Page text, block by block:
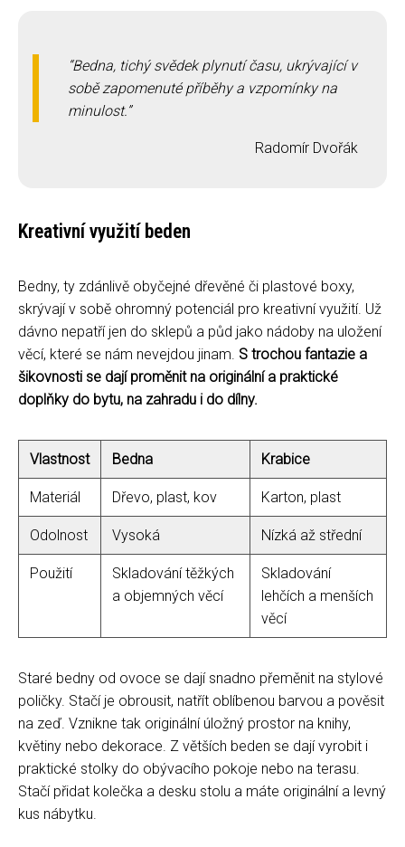
Bedna, tichý svědek plynutí času, ukrývající v
sobě zapomenuté příběhy a vzpomínky na
minulost.
Radomír Dvořák
Kreativní využití beden
Bedny, ty zdánlivě obyčejné dřevěné či plastové boxy,
skrývají v sobě ohromný potenciál pro kreativní využití. Už
dávno nepatří jen do sklepů a půd jako nádoby na uložení
věcí, které se nám nevejdou jinam. S trochou fantazie a
šikovnosti se dají proměnit na originální a praktické
doplňky do bytu, na zahradu i do dílny.
Vlastnost Bedna Krabice
Materiál Dřevo, plast, kov Karton, plast
Odolnost Vysoká Nízká až střední
Použití
Skladování těžkých
a objemných věcí
Skladování
lehčích a menších
věcí
Staré bedny od ovoce se dají snadno přeměnit na stylové
poličky. Stačí je obrousit, natřít oblíbenou barvou a pověsit
na zeď. Vznikne tak originální úložný prostor na knihy,
květiny nebo dekorace. Z větších beden se dají vyrobit i
praktické stolky do obývacího pokoje nebo na terasu.
Stačí přidat kolečka a desku stolu a máte originální a levný
kus nábytku.